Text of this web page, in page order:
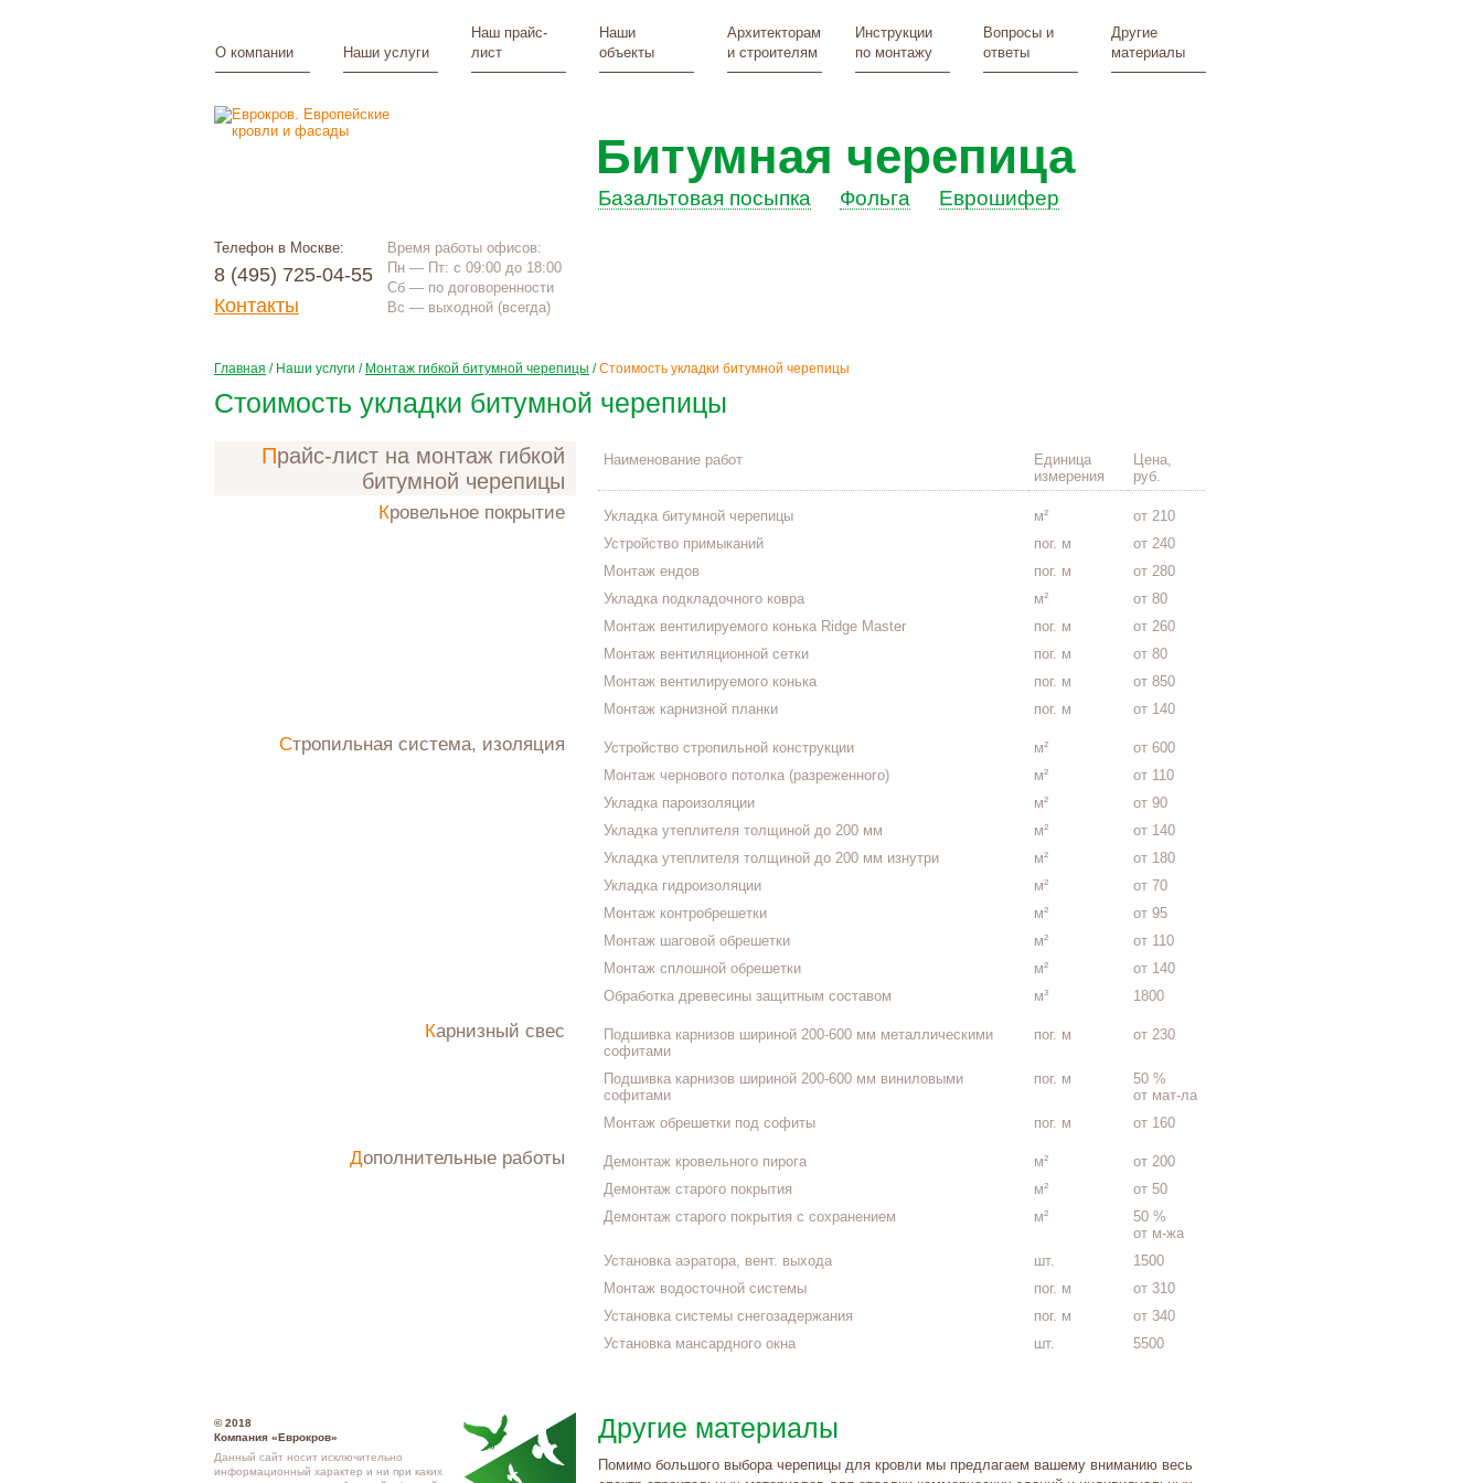
О компании Наши услуги
Наш прайс-
лист
Наши
объекты
Архитекторам
и строителям
Инструкции
по монтажу
Вопросы и
ответы
Другие
материалы
Телефон в Москве:
8 (495) 725-04-55
Контакты
Время работы офисов:
Пн — Пт: с 09:00 до 18:00
Сб — по договоренности
Вс — выходной (всегда)
Битумная черепица
Базальтовая посыпка Фольга Еврошифер
Главная / Наши услуги / Монтаж гибкой битумной черепицы /Стоимость укладки битумной черепицы
Стоимость укладки битумной черепицы
Прайс-лист на монтаж гибкой
битумной черепицы
Наименование работ
Единица
измерения
Цена,
руб.
Кровельное покрытие Укладка битумной черепицы м²
от 210
Устройство примыканий
пог. м
от 240
Монтаж ендов
пог. м
от 280
Укладка подкладочного ковра
м²
от 80
Монтаж вентилируемого конька Ridge Master
пог. м
от 260
Монтаж вентиляционной сетки
пог. м
от 80
Монтаж вентилируемого конька
пог. м
от 850
Монтаж карнизной планки
пог. м от 140
Стропильная система, изоляция Устройство стропильной конструкции м²
от 600
Монтаж чернового потолка (разреженного)
м²
от 110
Укладка пароизоляции
м²
от 90
Укладка утеплителя толщиной до 200 мм
м²
от 140
Укладка утеплителя толщиной до 200 мм изнутри
м²
от 180
Укладка гидроизоляции
м²
от 70
Монтаж контробрешетки
м²
от 95
Монтаж шаговой обрешетки
м²
от 110
Монтаж сплошной обрешетки
м²
от 140
Обработка древесины защитным составом
м³ 1800
Карнизный свес
Подшивка карнизов шириной 200-600 мм металлическими
софитами
пог. м от 230
Подшивка карнизов шириной 200-600 мм виниловыми
софитами
пог. м
50 %
от мат-ла
Монтаж обрешетки под софиты
пог. м от 160
Дополнительные работы Демонтаж кровельного пирога м²
от 200
Демонтаж старого покрытия
м²
от 50
Демонтаж старого покрытия с сохранением
м²
50 %
от м-жа
Установка аэратора, вент. выхода
шт.
1500
Монтаж водосточной системы
пог. м
от 310
Установка системы снегозадержания
пог. м
от 340
Установка мансардного окна
шт. 5500
© 2018
Компания «Еврокров»
Данный сайт носит исключительно
информационный характер и ни при каких
Другие материалы
Помимо большого выбора черепицы для кровли мы предлагаем вашему вниманию весь